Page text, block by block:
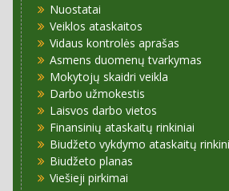
Nuostatai
Veiklos ataskaitos
Vidaus kontrolės aprašas
Asmens duomenų tvarkymas
Mokytojų skaidri veikla
Darbo užmokestis
Laisvos darbo vietos
Finansinių ataskaitų rinkiniai
Biudžeto vykdymo ataskaitų
Biudžeto planas
Viešieji pirkimai